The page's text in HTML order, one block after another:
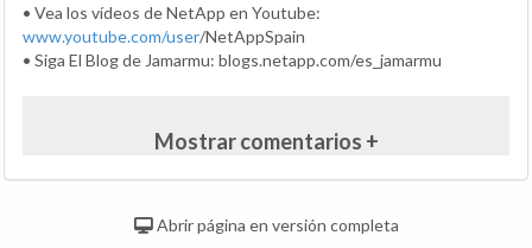
• Vea los vídeos de NetApp en Youtube:
www.youtube.com/user/NetAppSpain
• Siga El Blog de Jamarmu: blogs.netapp.com/es_jamarmu
Mostrar comentarios +
Abrir página en versión completa